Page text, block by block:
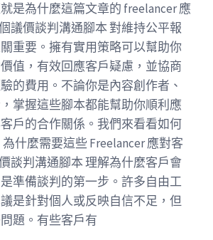
是為什麼這篇文章的 freelancer 應
議價談判溝通腳本 對維持公平報
重要。擁有實用策略可以幫助你
值，有效回應客戶疑慮，並協商
的費用。不論你是內容創作者、
掌握這些腳本都能幫助你順利應
戶的合作關係。我們來看看如何
什麼需要這些 Freelancer 應對客
談判溝通腳本 理解為什麼客戶會
準備談判的第一步。許多自由工
是針對個人或反映自信不足，但
題。有些客戶有